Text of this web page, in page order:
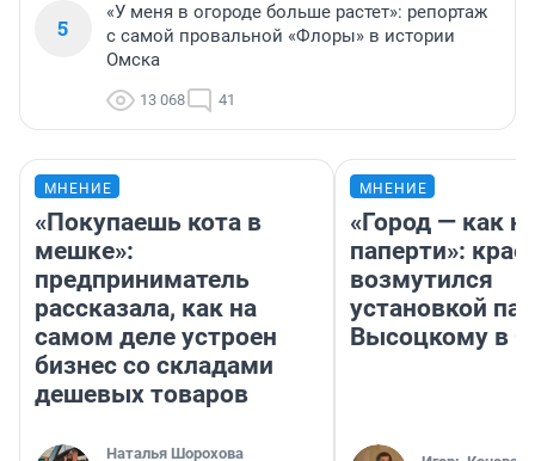
5
«У меня в огороде больше растет»: репортаж
с самой провальной «Флоры» в истории
Омска
13 068 41
МНЕНИЕ
«Покупаешь кота в
мешке»:
предприниматель
рассказала, как на
самом деле устроен
бизнес со складами
дешевых товаров
Наталья Шорохова
МНЕНИЕ
«Город — как
паперти»:
возмутился
установкой
Высоцкому в